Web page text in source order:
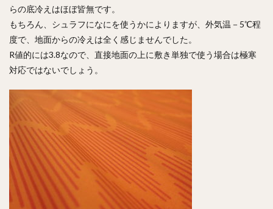
らの底冷えはほぼ皆無です。
もちろん、シュラフになにを使うかによりますが、外気温－5℃程
度で、地面からの冷えは全く感じませんでした。
R値的には3.8なので、直接地面の上に敷き単独で使う場合は極寒
対応ではないでしょう。